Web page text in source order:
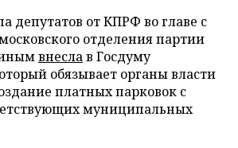
депутатов от КПРФ во главе с
отделения партии
внеслав Госдуму
обязывает органы власти
платных парковок с
муниципальных